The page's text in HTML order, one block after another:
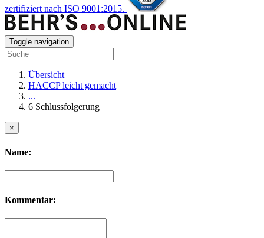
zertifiziert nach ISO 9001:2015.
Toggle navigation
Übersicht
HACCP leicht gemacht
...
6 Schlussfolgerung
×
Name:
Kommentar: